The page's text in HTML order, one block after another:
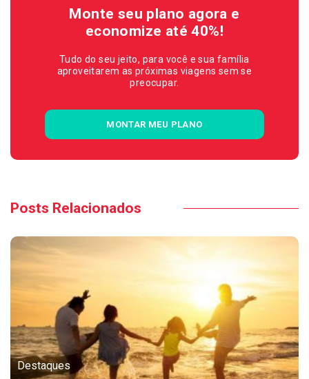
Monte seu plano agora e
economize até 40%!
Tudo do seu jeito, para você e sua família
aproveitarem as próximas viagens sem se
preocupar.
MONTAR MEU PLANO
Posts Relacionados
Destaques